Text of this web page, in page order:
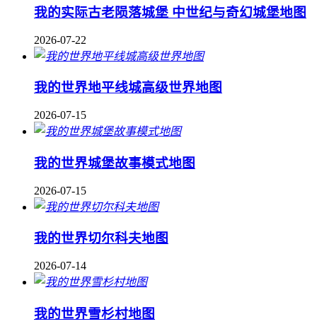
我的实际古老陨落城堡 中世纪与奇幻城堡地图
2026-07-22
我的世界地平线城高级世界地图
2026-07-15
我的世界城堡故事模式地图
2026-07-15
我的世界切尔科夫地图
2026-07-14
我的世界雪杉村地图